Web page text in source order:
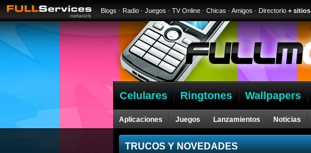
Blogs · Radio · Juegos · TV Online · Chicas · Amigos · Directorio + sitios
Celulares Ringtones Wallpapers
Aplicaciones Juegos Lanzamientos Noticias
Celulares
TRUCOS Y NOVEDADES